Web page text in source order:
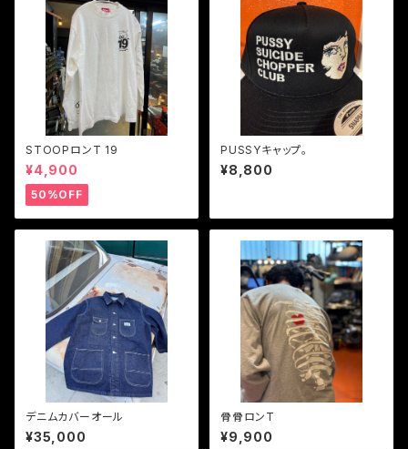
STOOPロンT 19
¥4,900
50%OFF
PUSSYキャップ。
¥8,800
デニムカバーオール
¥35,000
骨骨ロンT
¥9,900